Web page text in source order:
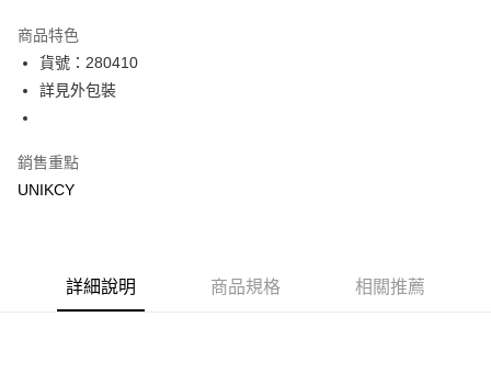
LINE Pay
Apple Pay
7-11取貨付款［需3-5個工作天不含預購商品］
商品特色
貨號：280410
詳見外包裝
銷售重點
UNIKCY
詳細說明 商品規格 相關推薦